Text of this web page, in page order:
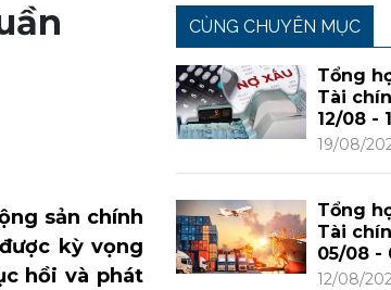
sản chính
kỳ vọng
hồi và phát
CÙNG CHUYÊN MỤC
Tổng
Tài
12/08 -
19/08/
Tổng
Tài
05/08 -
12/08/